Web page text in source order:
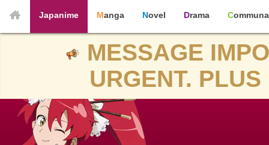
Japanime Manga Novel Drama
MESSAGE
URGENT.